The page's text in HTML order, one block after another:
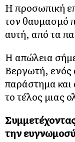
Η προσωπική
τον θαυμασμό
αυτή, από τα
Η απώλεια
Βεργωτή, ενός
παράστημα
το τέλος μιας
την